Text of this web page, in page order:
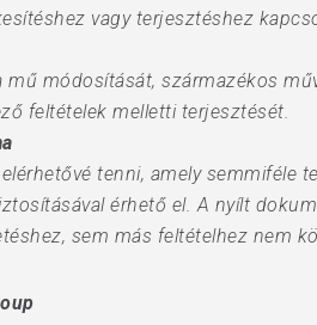
vagy terjesztéshez
mű módosítását, származékos
feltételek melletti terjesztését.
tenni, amely semmiféle
érhető el. A nyílt
sem más feltételhez nem